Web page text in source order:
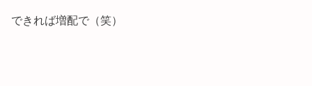
できれば増配で（笑）